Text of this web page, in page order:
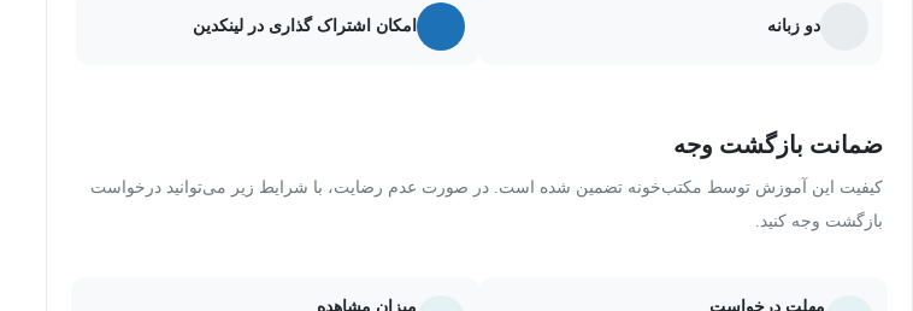
امکان اشتراک گذاری در لینکدین دو زبانه
ضمانت بازگشت وجه
کیفیت این آموزش توسط مکتب‌خونه تضمین شده است. در صورت عدم رضایت، با شرایط زیر می‌توانید درخواست
بازگشت وجه کنید.
مهلت درخواست میزان مشاهده